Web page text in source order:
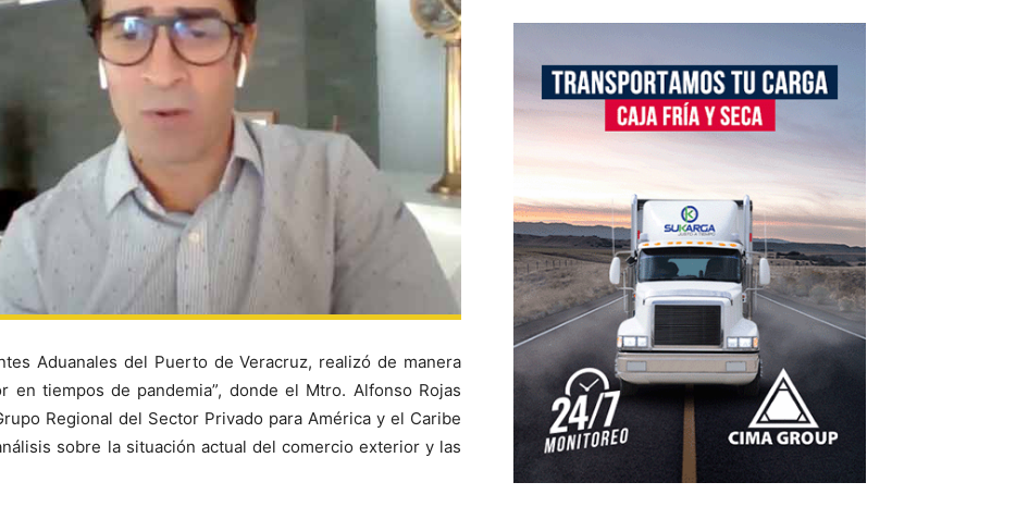
Aduanales del Puerto de Veracruz, realizó de manera
en tiempos de pandemia”, donde el Mtro. Alfonso Rojas
Regional del Sector Privado para América y el Caribe
sobre la situación actual del comercio exterior y las